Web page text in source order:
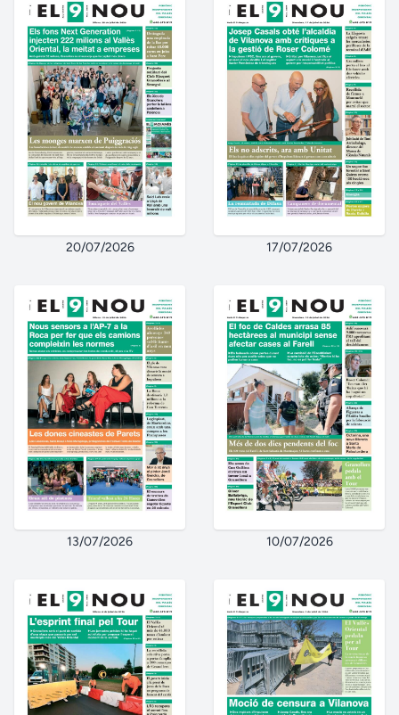
20/07/2026 17/07/2026
13/07/2026 10/07/2026